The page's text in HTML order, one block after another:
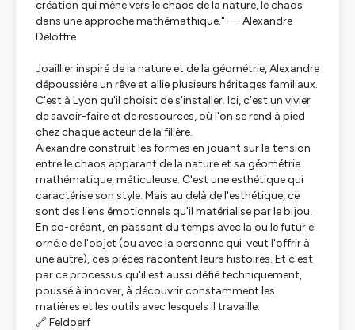
création qui mène vers le chaos de la nature, le chaos
dans une approche mathémathique." — Alexandre
Deloffre
Joaillier inspiré de la nature et de la géométrie, Alexandre
dépoussière un rêve et allie plusieurs héritages familiaux.
C'est à Lyon qu'il choisit de s'installer. Ici, c'est un vivier
de savoir-faire et de ressources, où l'on se rend à pied
chez chaque acteur de la filière.
Alexandre construit les formes en jouant sur la tension
entre le chaos apparant de la nature et sa géométrie
mathématique, méticuleuse. C'est une esthétique qui
caractérise son style. Mais au delà de l'esthétique, ce
sont des liens émotionnels qu'il matérialise par le bijou.
En co-créant, en passant du temps avec la ou le futur.e
orné.e de l'objet (ou avec la personne qui veut l'offrir à
une autre), ces pièces racontent leurs histoires. Et c'est
par ce processus qu'il est aussi défié techniquement,
poussé à innover, à découvrir constamment les
matières et les outils avec lesquels il travaille.
🔗 Feldoerf